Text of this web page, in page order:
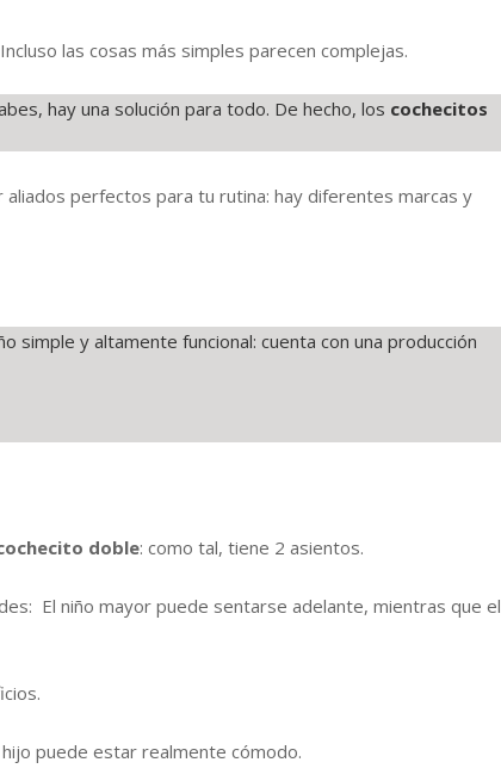
las cosas más simples parecen complejas.
hay una solución para todo. De hecho, los cochecitos
perfectos para tu rutina: hay diferentes marcas y
simple y altamente funcional: cuenta con una producción
doble: como tal, tiene 2 asientos.
El niño mayor puede sentarse adelante, mientras que el
puede estar realmente cómodo.